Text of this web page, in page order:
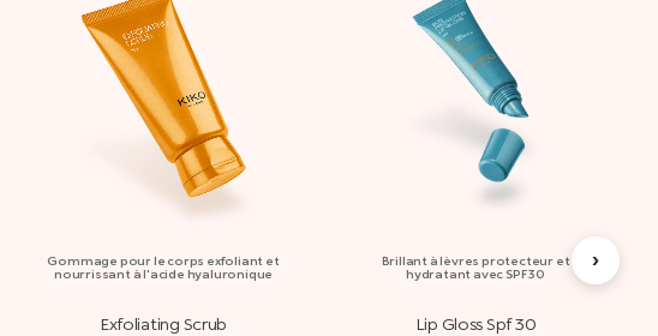
Gommage pour le corps exfoliant et
nourrissant à l'acide hyaluronique
Exfoliating Scrub
Brillant à lèvres protecteur et
hydratant avec SPF 30
Lip Gloss Spf 30
›